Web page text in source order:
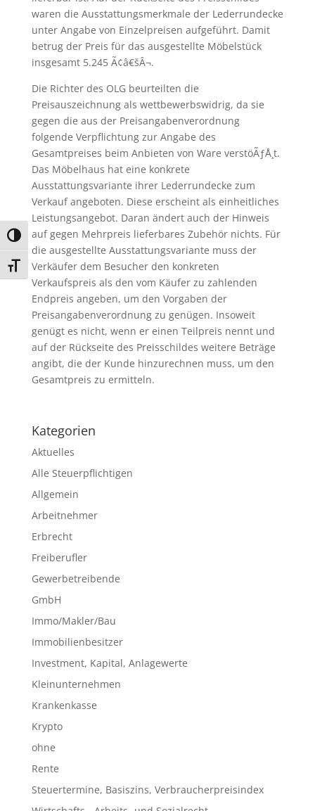
Umschalten auf hohe Kontraste
Schrift vergrößern
waren die Ausstattungsmerkmale der Lederrundecke
unter Angabe von Einzelpreisen aufgeführt. Damit
betrug der Preis für das ausgestellte Möbelstück
insgesamt 5.245 Ã¢â€šÂ¬.
Die Richter des OLG beurteilten die
Preisauszeichnung als wettbewerbswidrig, da sie
gegen die aus der Preisangabenverordnung
folgende Verpflichtung zur Angabe des
Gesamtpreises beim Anbieten von Ware verstöÃƒÅ¸t.
Das Möbelhaus hat eine konkrete
Ausstattungsvariante ihrer Lederrundecke zum
Verkauf angeboten. Diese erscheint als einheitliches
Leistungsangebot. Daran ändert auch der Hinweis
auf gegen Mehrpreis lieferbares Zubehör nichts. Für
die ausgestellte Ausstattungsvariante muss der
Verkäufer dem Besucher den konkreten
Verkaufspreis als den vom Käufer zu zahlenden
Endpreis angeben, um den Vorgaben der
Preisangabenverordnung zu genügen. Insoweit
genügt es nicht, wenn er einen Teilpreis nennt und
auf der Rückseite des Preisschildes weitere Beträge
angibt, die der Kunde hinzurechnen muss, um den
Gesamtpreis zu ermitteln.
Kategorien
Aktuelles
Alle Steuerpflichtigen
Allgemein
Arbeitnehmer
Erbrecht
Freiberufler
Gewerbetreibende
GmbH
Immo/Makler/Bau
Immobilienbesitzer
Investment, Kapital, Anlagewerte
Kleinunternehmen
Krankenkasse
Krypto
ohne
Rente
Steuertermine, Basiszins, Verbraucherpreisindex